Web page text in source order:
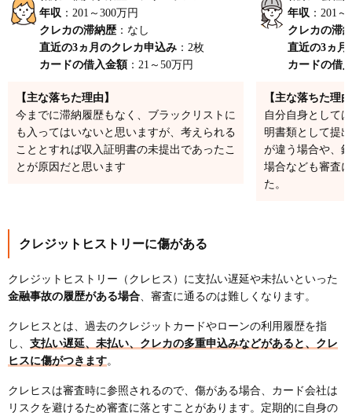
年収 ：201～300万円
クレカの滞納歴 ：なし
直近の3ヵ月のクレカ申込み ：2枚
カードの借入金額：21～50万円
【主な落ちた理由】
今までに滞納履歴もなく、ブラックリストに
も入ってはいないと思いますが、考えられる
こととすれば収入証明書の未提出であったこ
とが原因だと思います
年収 ：201
クレカの滞
直近の3ヵ月
カードの借
【主な落ちた理
自分自身として
明書類として提
が違う場合や、
場合なども審査
た。
クレジットヒストリーに傷がある
クレジットヒストリー（クレヒス）に支払い遅延や未払いといった
金融事故の履歴がある場合 、審査に通るのは難しくなります。
クレヒスとは、過去のクレジットカードやローンの利用履歴を指
し、 支払い遅延、未払い、クレカの多重申込みなどがあると、クレ
ヒスに傷がつきます。
クレヒスは審査時に参照されるので、傷がある場合、カード会社は
リスクを避けるため審査に落とすことがあります。定期的に自身の